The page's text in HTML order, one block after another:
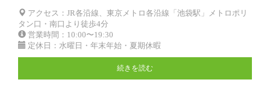
アクセス：JR各沿線、東京メトロ各沿線「池袋駅」メトロポリ
タン口・南口より徒歩4分
営業時間：10:00〜19:30
定休日：水曜日・年末年始・夏期休暇
続きを読む